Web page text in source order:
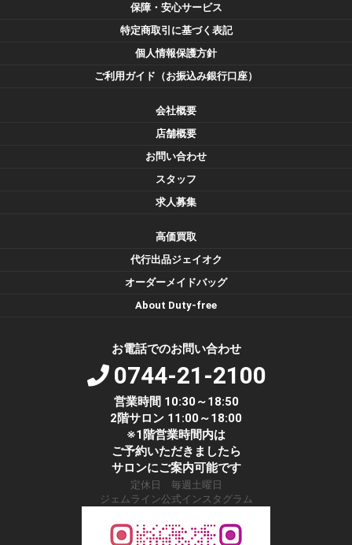
保障・安心サービス
特定商取引に基づく表記
個人情報保護方針
ご利用ガイド（お振込み銀行口座）
会社概要
店舗概要
お問い合わせ
スタッフ
求人募集
高価買取
代行出品ジェイオク
オーダーメイドバッグ
About Duty-free
お電話でのお問い合わせ
0744-21-2100
営業時間 10:30～18:50
2階サロン 11:00～18:00
※1階営業時間内は
ご予約いただきましたら
サロンにご案内可能です
定休日 毎週土曜日
ジェムライン公式インスタグラム